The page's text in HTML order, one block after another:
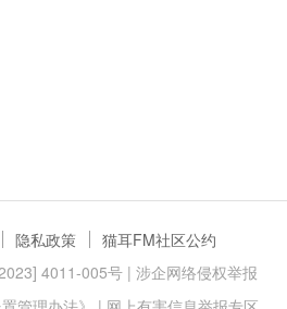
隐私政策
猫耳FM社区公约
4011-005号 | 涉企网络侵权举报